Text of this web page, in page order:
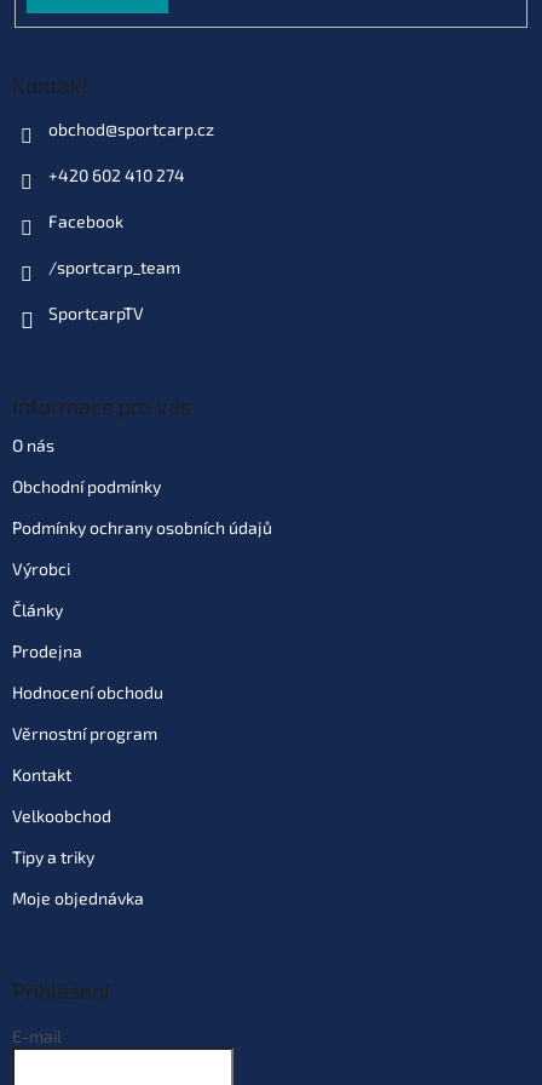
Kontakt
obchod@sportcarp.cz
+420 602 410 274
Facebook
/sportcarp_team
SportcarpTV
Informace pro vás
O nás
Obchodní podmínky
Podmínky ochrany osobních údajů
Výrobci
Články
Prodejna
Hodnocení obchodu
Věrnostní program
Kontakt
Velkoobchod
Tipy a triky
Moje objednávka
Přihlášení
E-mail